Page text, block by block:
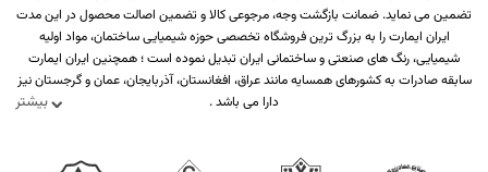
بیشتر
تضمین می نماید. ضمانت بازگشت وجه، مرجوعی کالا و تضمین اصالت محصول در این مدت
ایران ایمارت را به بزرگ ترین فروشگاه تخصصی حوزه شیمیایی ساختمان، مواد اولیه
شیمیایی، رنگ های صنعتی و ساختمانی ایران تبدیل نموده است ؛ همچنین ایران ایمارت
سابقه صادرات به کشورهای همسایه مانند عراق، افغانستان، آذربایجان، عمان و گرجستان نیز
دارا می باشد .